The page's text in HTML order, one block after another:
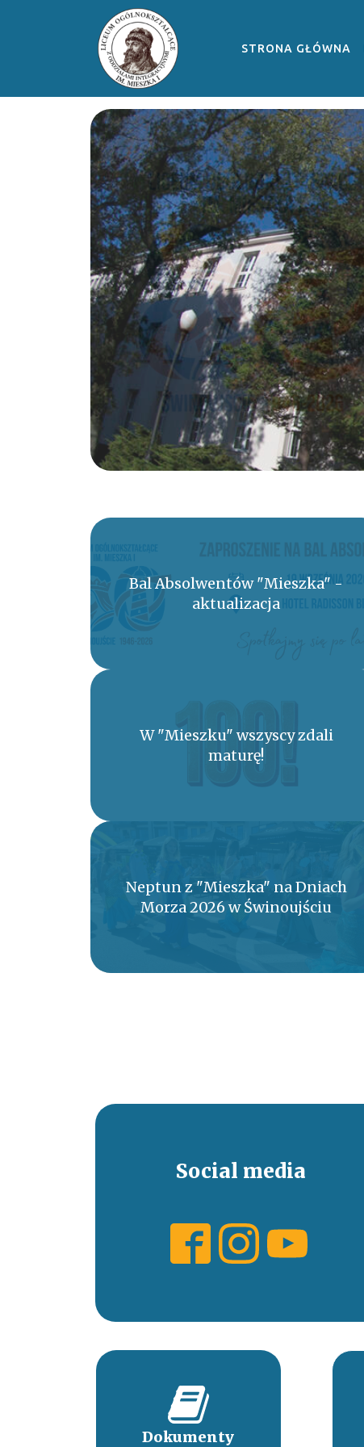
STRONA GŁÓWNA
Bal Absolwentów "Mieszka" -
aktualizacja
W "Mieszku" wszyscy zdali
maturę!
Neptun z "Mieszka" na Dniach
Morza 2026 w Świnoujściu
Social media
Dokumenty